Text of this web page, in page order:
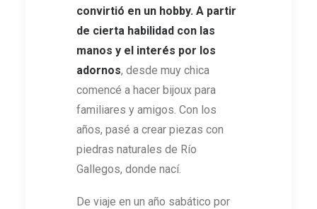
convirtió en un hobby. A partir
de cierta habilidad con las
manos y el interés por los
adornos, desde muy chica
comencé a hacer bijoux para
familiares y amigos. Con los
años, pasé a crear piezas con
piedras naturales de Río
Gallegos, donde nací.
De viaje en un año sabático por